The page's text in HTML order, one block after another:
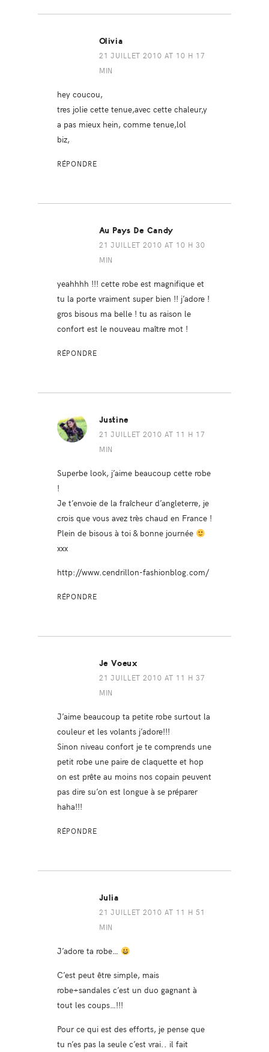
Olivia
21 JUILLET 2010 AT 10 H 17
MIN
hey coucou,
tres jolie cette tenue,avec cette chaleur,y
a pas mieux hein, comme tenue,lol
biz,
RÉPONDRE
Au Pays De Candy
21 JUILLET 2010 AT 10 H 30
MIN
yeahhhh !!! cette robe est magnifique et
tu la porte vraiment super bien !! j’adore !
gros bisous ma belle ! tu as raison le
confort est le nouveau maître mot !
RÉPONDRE
Justine
21 JUILLET 2010 AT 11 H 17
MIN
Superbe look, j’aime beaucoup cette robe
!
Je t’envoie de la fraîcheur d’angleterre, je
crois que vous avez très chaud en France !
Plein de bisous à toi & bonne journée
xxx
http://www.cendrillon-fashionblog.com/
RÉPONDRE
Je Voeux
21 JUILLET 2010 AT 11 H 37
MIN
J’aime beaucoup ta petite robe surtout la
couleur et les volants j’adore!!!
Sinon niveau confort je te comprends une
petit robe une paire de claquette et hop
on est prête au moins nos copain peuvent
pas dire su’on est longue à se préparer
haha!!!
RÉPONDRE
Julia
21 JUILLET 2010 AT 11 H 51
MIN
J’adore ta robe…
C’est peut être simple, mais
robe+sandales c’est un duo gagnant à
tout les coups…!!!
Pour ce qui est des efforts, je pense que
tu n’es pas la seule c’est vrai.. il fait